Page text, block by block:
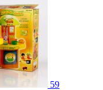
59